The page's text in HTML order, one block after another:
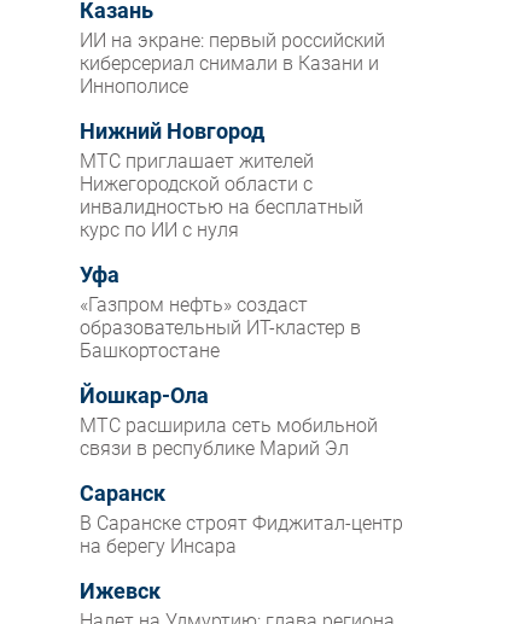
Казань
ИИ на экране: первый российский
киберсериал снимали в Казани и
Иннополисе
Нижний Новгород
МТС приглашает жителей
Нижегородской области с
инвалидностью на бесплатный
курс по ИИ с нуля
Уфа
«Газпром нефть» создаст
образовательный ИТ-кластер в
Башкортостане
Йошкар-Ола
МТС расширила сеть мобильной
связи в республике Марий Эл
Саранск
В Саранске строят Фиджитал-центр
на берегу Инсара
Ижевск